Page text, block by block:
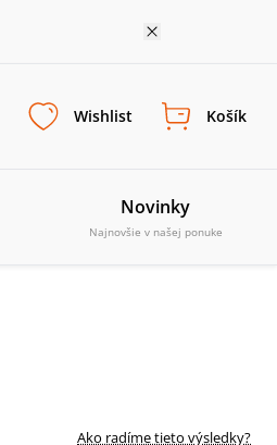
Wishlist Košík
Novinky
Najnovšie v našej ponuke
Ako radíme tieto výsledky?